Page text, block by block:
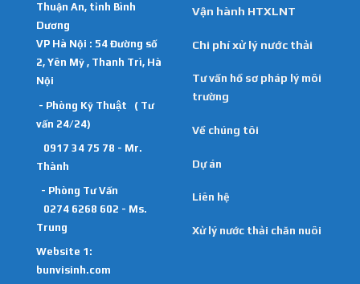
Thuận An, tỉnh Bình
Dương
VP Hà Nội : 54 Đường số
2, Yên Mỹ , Thanh Trì, Hà
Nội
- Phòng Kỹ Thuật ( Tư
vấn 24/24)
0917 34 75 78 - Mr.
Thành
- Phòng Tư Vấn
0274 6268 602 - Ms.
Trung
Website 1:
bunvisinh.com
Vận hành HTXLNT
Chi phí xử lý nước thải
Tư vấn hồ sơ pháp lý môi
trường
Về chúng tôi
Dự án
Liên hệ
Xử lý nước thải chăn nuôi